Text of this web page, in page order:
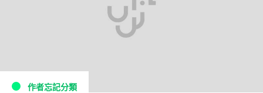
作者忘記分類